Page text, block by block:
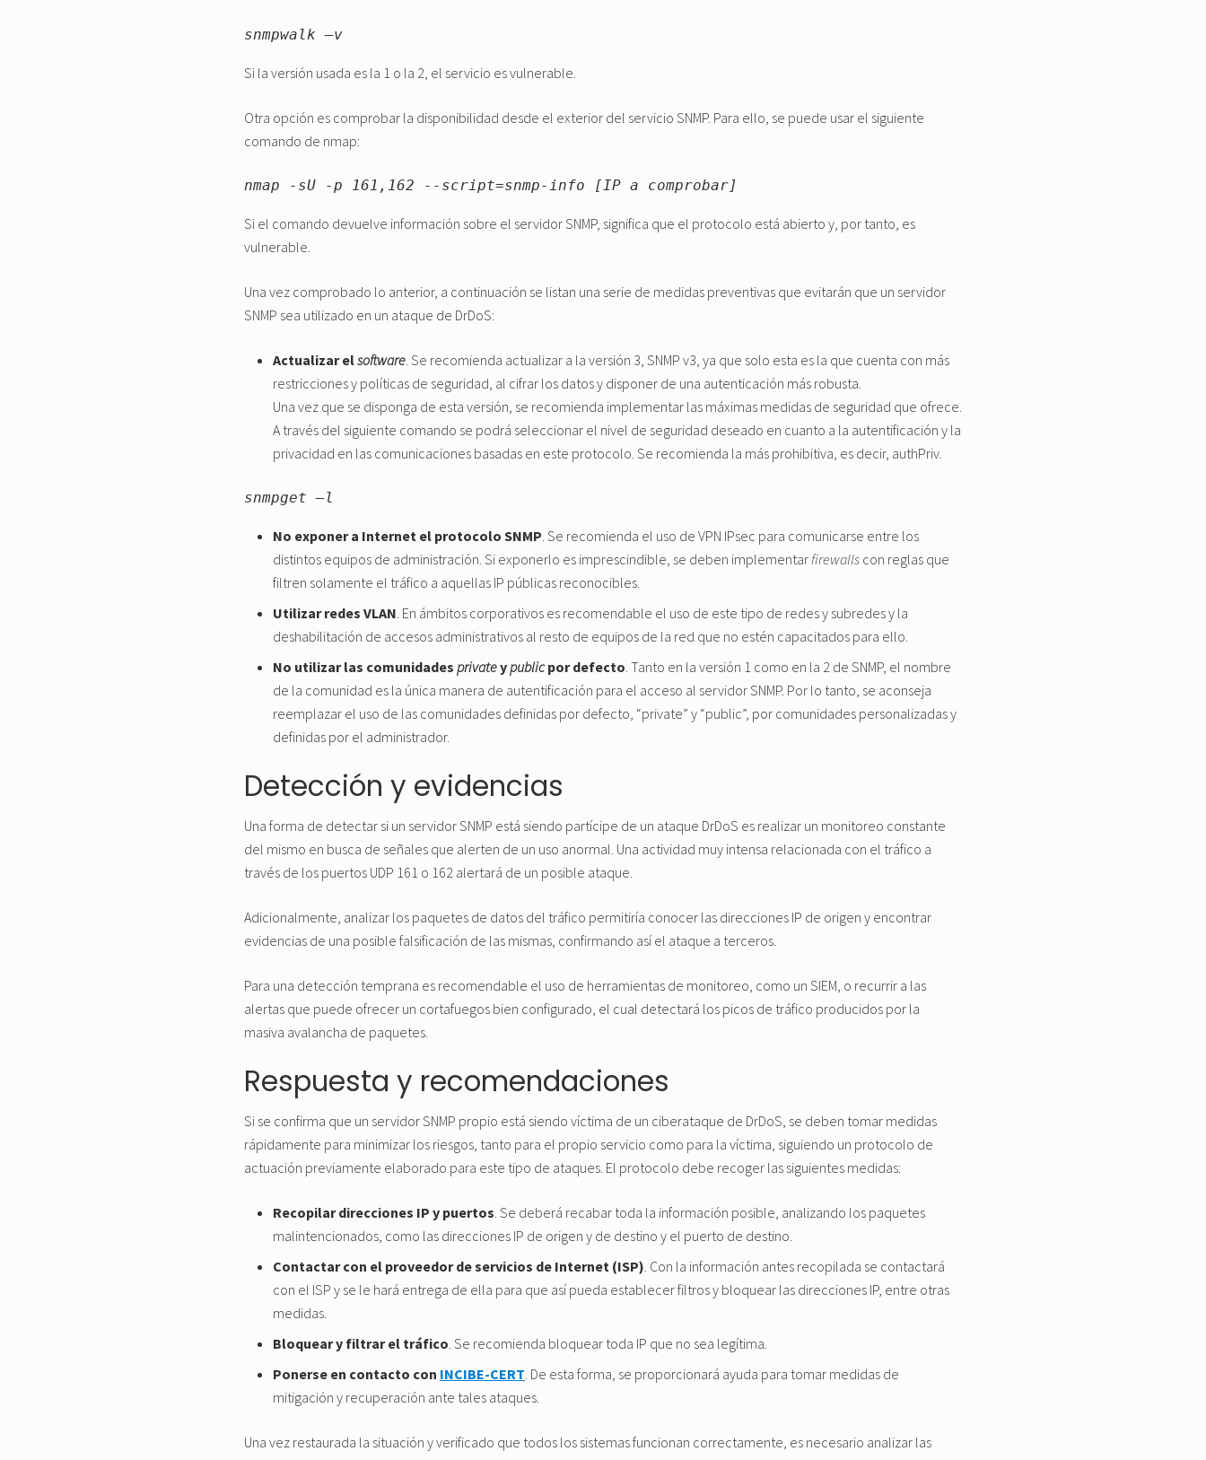
snmpwalk –v
Si la versión usada es la 1 o la 2, el servicio es vulnerable.
Otra opción es comprobar la disponibilidad desde el exterior del servicio SNMP. Para ello, se puede usar el siguiente
comando de nmap:
nmap -sU -p 161,162 --script=snmp-info [IP a comprobar]
Si el comando devuelve información sobre el servidor SNMP, significa que el protocolo está abierto y, por tanto, es
vulnerable.
Una vez comprobado lo anterior, a continuación se listan una serie de medidas preventivas que evitarán que un servidor
SNMP sea utilizado en un ataque de DrDoS:
Actualizar elsoftware . Se recomienda actualizar a la versión 3, SNMP v3, ya que solo esta es la que cuenta con más
restricciones y políticas de seguridad, al cifrar los datos y disponer de una autenticación más robusta.
Una vez que se disponga de esta versión, se recomienda implementar las máximas medidas de seguridad que ofrece.
A través del siguiente comando se podrá seleccionar el nivel de seguridad deseado en cuanto a la autentificación y la
privacidad en las comunicaciones basadas en este protocolo. Se recomienda la más prohibitiva, es decir, authPriv.
snmpget –l
No exponer a Internet el protocolo SNMP . Se recomienda el uso de VPN IPsec para comunicarse entre los
distintos equipos de administración. Si exponerlo es imprescindible, se deben implementar firewalls con reglas que
filtren solamente el tráfico a aquellas IP públicas reconocibles.
Utilizar redes VLAN . En ámbitos corporativos es recomendable el uso de este tipo de redes y subredes y la
deshabilitación de accesos administrativos al resto de equipos de la red que no estén capacitados para ello.
No utilizar las comunidades privatey publicpor defecto . Tanto en la versión 1 como en la 2 de SNMP, el nombre
de la comunidad es la única manera de autentificación para el acceso al servidor SNMP. Por lo tanto, se aconseja
reemplazar el uso de las comunidades definidas por defecto, “private” y “public”, por comunidades personalizadas y
definidas por el administrador.
Detección y evidencias
Una forma de detectar si un servidor SNMP está siendo partícipe de un ataque DrDoS es realizar un monitoreo constante
del mismo en busca de señales que alerten de un uso anormal. Una actividad muy intensa relacionada con el tráfico a
través de los puertos UDP 161 o 162 alertará de un posible ataque.
Adicionalmente, analizar los paquetes de datos del tráfico permitiría conocer las direcciones IP de origen y encontrar
evidencias de una posible falsificación de las mismas, confirmando así el ataque a terceros.
Para una detección temprana es recomendable el uso de herramientas de monitoreo, como un SIEM, o recurrir a las
alertas que puede ofrecer un cortafuegos bien configurado, el cual detectará los picos de tráfico producidos por la
masiva avalancha de paquetes.
Respuesta y recomendaciones
Si se confirma que un servidor SNMP propio está siendo víctima de un ciberataque de DrDoS, se deben tomar medidas
rápidamente para minimizar los riesgos, tanto para el propio servicio como para la víctima, siguiendo un protocolo de
actuación previamente elaborado para este tipo de ataques. El protocolo debe recoger las siguientes medidas:
Recopilar direcciones IP y puertos . Se deberá recabar toda la información posible, analizando los paquetes
malintencionados, como las direcciones IP de origen y de destino y el puerto de destino.
Contactar con el proveedor de servicios de Internet (ISP) . Con la información antes recopilada se contactará
con el ISP y se le hará entrega de ella para que así pueda establecer filtros y bloquear las direcciones IP, entre otras
medidas.
Bloquear y filtrar el tráfico . Se recomienda bloquear toda IP que no sea legítima.
Ponerse en contacto con INCIBE-CERT . De esta forma, se proporcionará ayuda para tomar medidas de
mitigación y recuperación ante tales ataques.
Una vez restaurada la situación y verificado que todos los sistemas funcionan correctamente, es necesario analizar las